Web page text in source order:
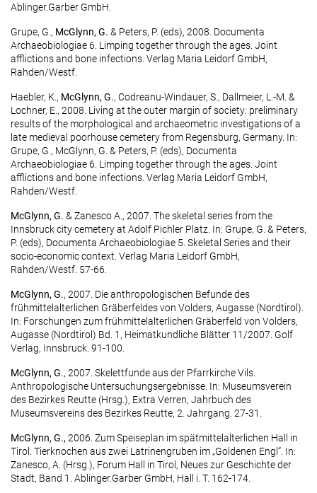
Ablinger.Garber GmbH.
Grupe, G., McGlynn, G. & Peters, P. (eds), 2008. Documenta
Archaeobiologiae 6. Limping together through the ages. Joint
afflictions and bone infections. Verlag Maria Leidorf GmbH,
Rahden/Westf.
Haebler, K., McGlynn, G., Codreanu-Windauer, S., Dallmeier, L.-M. &
Lochner, E., 2008. Living at the outer margin of society: preliminary
results of the morphological and archaeometric investigations of a
late medieval poorhouse cemetery from Regensburg, Germany. In:
Grupe, G., McGlynn, G. & Peters, P. (eds), Documenta
Archaeobiologiae 6. Limping together through the ages. Joint
afflictions and bone infections. Verlag Maria Leidorf GmbH,
Rahden/Westf.
McGlynn, G. & Zanesco A., 2007. The skeletal series from the
Innsbruck city cemetery at Adolf Pichler Platz. In: Grupe, G. & Peters,
P. (eds), Documenta Archaeobiologiae 5. Skeletal Series and their
socio-economic context. Verlag Maria Leidorf GmbH,
Rahden/Westf. 57-66.
McGlynn, G., 2007. Die anthropologischen Befunde des
frühmittelalterlichen Gräberfeldes von Volders, Augasse (Nordtirol).
In: Forschungen zum frühmittelalterlichen Gräberfeld von Volders,
Augasse (Nordtirol) Bd. 1, Heimatkundliche Blätter 11/2007. Golf
Verlag, Innsbruck. 91-100.
McGlynn, G., 2007. Skelettfunde aus der Pfarrkirche Vils.
Anthropologische Untersuchungsergebnisse. In: Museumsverein
des Bezirkes Reutte (Hrsg.), Extra Verren, Jahrbuch des
Museumsvereins des Bezirkes Reutte, 2. Jahrgang. 27-31.
McGlynn, G., 2006. Zum Speiseplan im spätmittelalterlichen Hall in
Tirol. Tierknochen aus zwei Latrinengruben im „Goldenen Engl“. In:
Zanesco, A. (Hrsg.), Forum Hall in Tirol, Neues zur Geschichte der
Stadt, Band 1. Ablinger.Garber GmbH, Hall i. T. 162-174.